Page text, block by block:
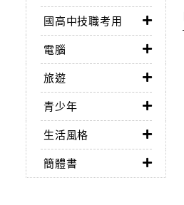
國高中技職考用
電腦
旅遊
青少年
生活風格
簡體書